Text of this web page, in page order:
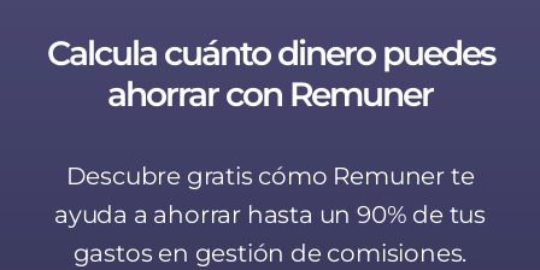
Calcula cuánto dinero puedes
ahorrar con Remuner
Descubre gratis cómo Remuner te
ayuda a ahorrar hasta un 90% de tus
gastos en gestión de comisiones.